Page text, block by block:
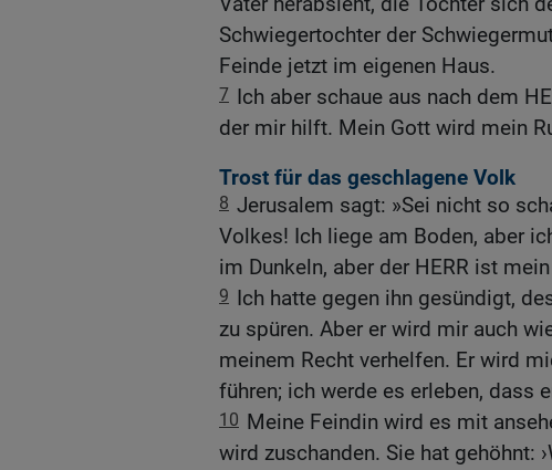
Schwiegertochter der
Feinde jetzt im eigenen Haus.
7 Ich aber schaue aus nach dem
der mir hilft. Mein Gott wird mein
Trost für das geschlagene Volk
8 Jerusalem sagt: »Sei nicht so
Volkes! Ich liege am Boden, aber
im Dunkeln, aber der HERR ist
9 Ich hatte gegen ihn gesündigt,
zu spüren. Aber er wird mir auch
meinem Recht verhelfen. Er wird
führen; ich werde es erleben, dass
10 Meine Feindin wird es mit
wird zuschanden. Sie hat gehöhnt: